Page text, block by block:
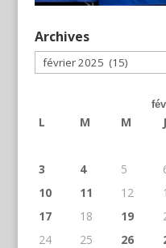
Archives
Archives
L M M J
3
4 5
10
11 12
17
18 19
24
25 26